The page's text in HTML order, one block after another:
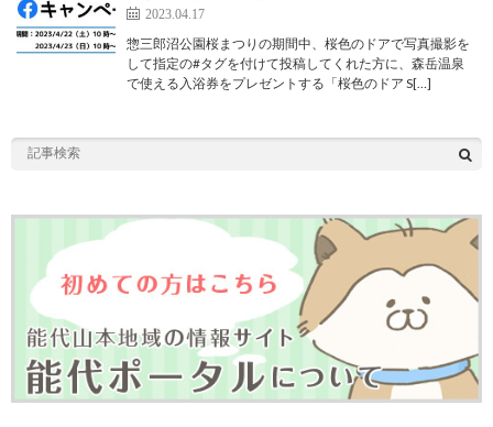
2023.04.17
惣三郎沼公園桜まつりの期間中、桜色のドアで写真撮影を
して指定の#タグを付けて投稿してくれた方に、森岳温泉
で使える入浴券をプレゼントする「桜色のドア S[…]